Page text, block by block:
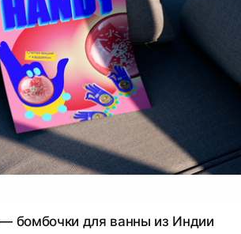
бомбочки для ванны из Индии